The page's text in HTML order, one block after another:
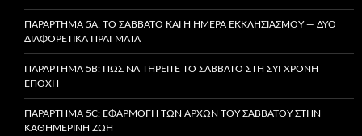
ΠΑΡΆΡΤΗΜΑ 5A: ΤΟ ΣΆΒΒΑΤΟ ΚΑΙ Η ΗΜΈΡΑ ΕΚΚΛΗΣΙΑΣΜΟΎ — ΔΎΟ
ΔΙΑΦΟΡΕΤΙΚΆ ΠΡΆΓΜΑΤΑ
ΠΑΡΆΡΤΗΜΑ 5B: ΠΏΣ ΝΑ ΤΗΡΕΊΤΕ ΤΟ ΣΆΒΒΑΤΟ ΣΤΗ ΣΎΓΧΡΟΝΗ
ΕΠΟΧΉ
ΠΑΡΆΡΤΗΜΑ 5C: ΕΦΑΡΜΟΓΉ ΤΩΝ ΑΡΧΏΝ ΤΟΥ ΣΑΒΒΆΤΟΥ ΣΤΗΝ
ΚΑΘΗΜΕΡΙΝΉ ΖΩΉ